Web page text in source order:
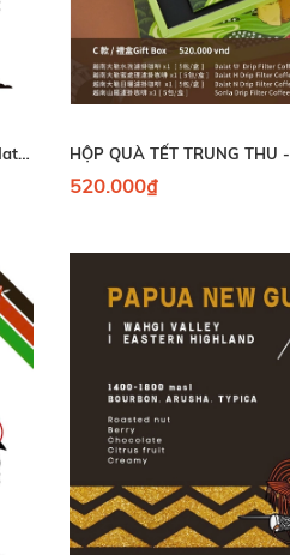
Cà phê túi lọc Kenya Cimba Geisha - Natural 10 gói/ hộp HỘP QUÀ TẾT TRUNG THU
520.000₫